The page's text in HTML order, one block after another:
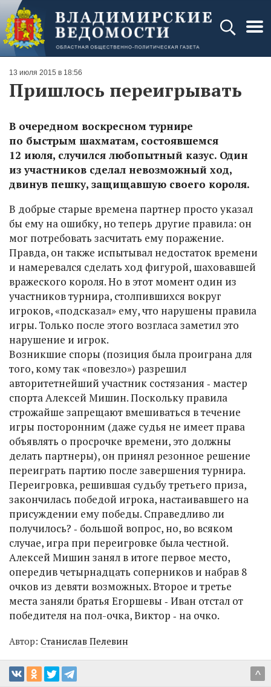
13 июля 2015 в 18:56
Пришлось переигрывать
В очередном воскресном турнире
по быстрым шахматам, состоявшемся
12 июля, случился любопытный казус. Один
из участников сделал невозможный ход,
двинув пешку, защищавшую своего короля.
В добрые старые времена партнер просто указал
бы ему на ошибку, но теперь другие правила: он
мог потребовать засчитать ему поражение.
Правда, он также испытывал недостаток времени
и намеревался сделать ход фигурой, шаховавшей
вражеского короля. Но в этот момент один из
участников турнира, столпившихся вокруг
игроков, «подсказал» ему, что нарушены правила
игры. Только после этого возгласа заметил это
нарушение и игрок.
Возникшие споры (позиция была проиграна для
того, кому так «повезло») разрешил
авторитетнейший участник состязания ‑ мастер
спорта Алексей Мишин. Поскольку правила
строжайше запрещают вмешиваться в течение
игры посторонним (даже судья не имеет права
объявлять о просрочке времени, это должны
делать партнеры), он принял резонное решение
переиграть партию после завершения турнира.
Переигровка, решившая судьбу третьего приза,
закончилась победой игрока, настаивавшего на
присуждении ему победы. Справедливо ли
получилось? ‑ большой вопрос, но, во всяком
случае, игра при переигровке была честной.
Алексей Мишин занял в итоге первое место,
опередив четырнадцать соперников и набрав 8
очков из девяти возможных. Второе и третье
места заняли братья Егоршевы ‑ Иван отстал от
победителя на пол-очка, Виктор ‑ на очко.
Автор: Станислав Пелевин
^